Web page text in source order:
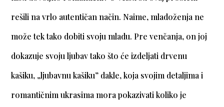
rešili na vrlo autentičan način. Naime, mladoženja ne
može tek tako dobiti svoju mladu. Pre venčanja, on joj
dokazuje svoju ljubav tako što će izdeljati drvenu
kašiku, „ljubavnu kašiku” dakle, koja svojim detaljima i
romantičnim ukrasima mora pokazivati koliko je